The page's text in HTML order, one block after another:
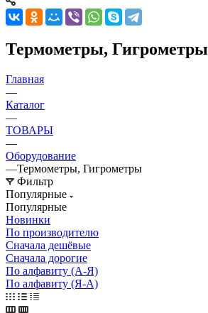
Термометры, Гигрометры
Главная
—
Каталог
—
ТОВАРЫ
—
Оборудование
—Термометры, Гигрометры
Фильтр
Популярные
Популярные
Новинки
По производителю
Сначала дешёвые
Сначала дорогие
По алфавиту (А-Я)
По алфавиту (Я-А)